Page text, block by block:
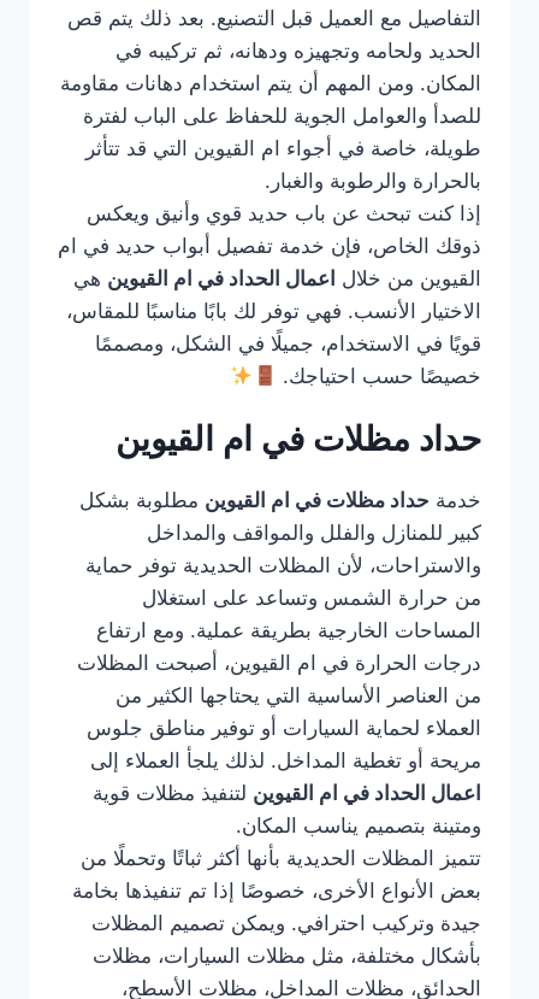
التفاصيل مع العميل قبل التصنيع. بعد ذلك يتم قص
الحديد ولحامه وتجهيزه ودهانه، ثم تركيبه في
المكان. ومن المهم أن يتم استخدام دهانات مقاومة
للصدأ والعوامل الجوية للحفاظ على الباب لفترة
طويلة، خاصة في أجواء ام القيوين التي قد تتأثر
بالحرارة والرطوبة والغبار.
إذا كنت تبحث عن باب حديد قوي وأنيق ويعكس
ذوقك الخاص، فإن خدمة تفصيل أبواب حديد في ام
القيوين من خلال اعمال الحداد في ام القيوين هي
الاختيار الأنسب. فهي توفر لك بابًا مناسبًا للمقاس،
قويًا في الاستخدام، جميلًا في الشكل، ومصممًا
خصيصًا حسب احتياجك.
حداد مظلات في ام القيوين
خدمة حداد مظلات في ام القيوين مطلوبة بشكل
كبير للمنازل والفلل والمواقف والمداخل
والاستراحات، لأن المظلات الحديدية توفر حماية
من حرارة الشمس وتساعد على استغلال
المساحات الخارجية بطريقة عملية. ومع ارتفاع
درجات الحرارة في ام القيوين، أصبحت المظلات
من العناصر الأساسية التي يحتاجها الكثير من
العملاء لحماية السيارات أو توفير مناطق جلوس
مريحة أو تغطية المداخل. لذلك يلجأ العملاء إلى
اعمال الحداد في ام القيوين لتنفيذ مظلات قوية
ومتينة بتصميم يناسب المكان.
تتميز المظلات الحديدية بأنها أكثر ثباتًا وتحملًا من
بعض الأنواع الأخرى، خصوصًا إذا تم تنفيذها بخامة
جيدة وتركيب احترافي. ويمكن تصميم المظلات
بأشكال مختلفة، مثل مظلات السيارات، مظلات
الحدائق، مظلات المداخل، مظلات الأسطح،